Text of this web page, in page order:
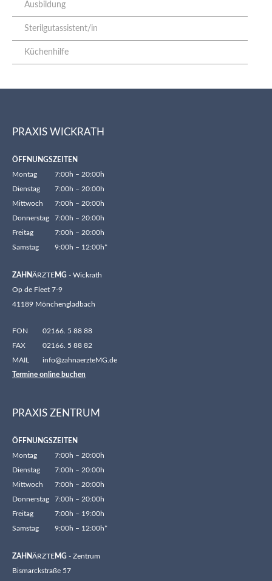
Ausbildung
Sterilgutassistent/in
Küchenhilfe
PRAXIS WICKRATH
ÖFFNUNGSZEITEN
Montag
7:00h – 20:00h
Dienstag
7:00h – 20:00h
Mittwoch
7:00h – 20:00h
Donnerstag
7:00h – 20:00h
Freitag
7:00h – 20:00h
Samstag
9:00h – 12:00h*
ZAHNÄRZTEMG - Wickrath
Op de Fleet 7-9
41189 Mönchengladbach
FON
02166. 5 88 88
FAX
02166. 5 88 82
MAIL
info@zahnaerzteMG.de
Termine online buchen
PRAXIS ZENTRUM
ÖFFNUNGSZEITEN
Montag
7:00h – 20:00h
Dienstag
7:00h – 20:00h
Mittwoch
7:00h – 20:00h
Donnerstag
7:00h – 20:00h
Freitag
7:00h – 19:00h
Samstag
9:00h – 12:00h*
ZAHNÄRZTEMG - Zentrum
Bismarckstraße 57